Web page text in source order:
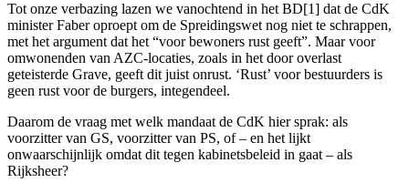
Tot onze verbazing lazen we vanochtend in het BD[1] dat de CdK
minister Faber oproept om de Spreidingswet nog niet te schrappen,
met het argument dat het “voor bewoners rust geeft”. Maar voor
omwonenden van AZC-locaties, zoals in het door overlast
geteisterde Grave, geeft dit juist onrust. ‘Rust’ voor bestuurders is
geen rust voor de burgers, integendeel.
Daarom de vraag met welk mandaat de CdK hier sprak: als
voorzitter van GS, voorzitter van PS, of – en het lijkt
onwaarschijnlijk omdat dit tegen kabinetsbeleid in gaat – als
Rijksheer?